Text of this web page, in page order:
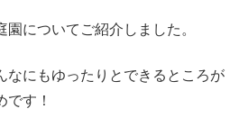
についてご紹介しました。
なにもゆったりとできるところが
です！